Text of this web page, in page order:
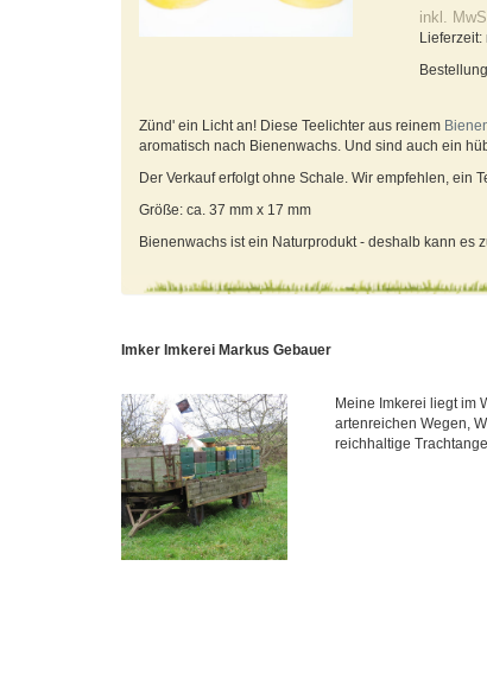
inkl.
Lieferzeit:
Zünd' ein Licht an! Diese Teelichter aus reinem
aromatisch nach Bienenwachs. Und sind auch ein
Der Verkauf erfolgt ohne Schale. Wir empfehlen, ein
Größe: ca. 37 mm x 17 mm
Bienenwachs ist ein Naturprodukt - deshalb kann es
Imker Imkerei Markus Gebauer
Meine Imkerei liegt im
artenreichen Wegen,
reichhaltige